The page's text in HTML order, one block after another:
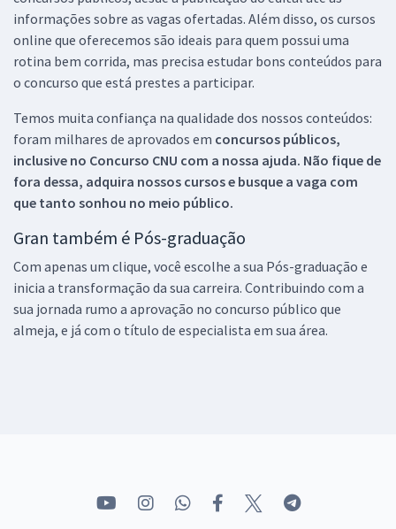
informações sobre as vagas ofertadas. Além disso, os cursos
online que oferecemos são ideais para quem possui uma
rotina bem corrida, mas precisa estudar bons conteúdos para
o concurso que está prestes a participar.
Temos muita confiança na qualidade dos nossos conteúdos:
foram milhares de aprovados em concursos públicos,
inclusive no Concurso CNU com a nossa ajuda. Não fique de
fora dessa, adquira nossos cursos e busque a vaga com
que tanto sonhou no meio público.
Gran também é Pós-graduação
Com apenas um clique, você escolhe a sua Pós-graduação e
inicia a transformação da sua carreira. Contribuindo com a
sua jornada rumo a aprovação no concurso público que
almeja, e já com o título de especialista em sua área.